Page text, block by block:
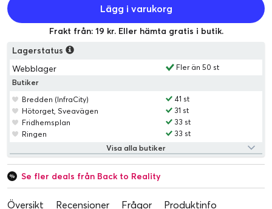
Lägg i varukorg
Frakt från: 19 kr. Eller hämta gratis i butik.
Lagerstatus
Webblager
Fler än 50 st
Butiker
Bredden (InfraCity)
41 st
Hötorget, Sveavägen
31 st
Fridhemsplan
33 st
Ringen
33 st
Visa alla butiker
Se fler deals från Back to Reality
Översikt Recensioner Frågor Produktinfo